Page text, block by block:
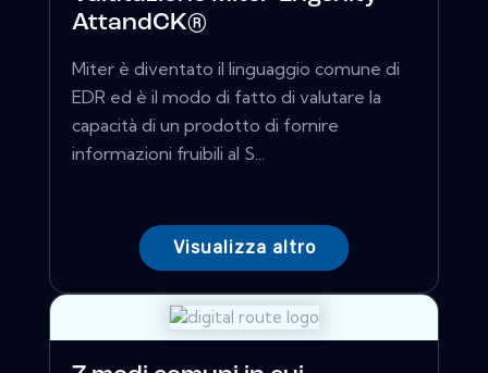
AttandCK®
Miter è diventato il linguaggio comune di
EDR ed è il modo di fatto di valutare la
capacità di un prodotto di fornire
informazioni fruibili al S...
Visualizza altro